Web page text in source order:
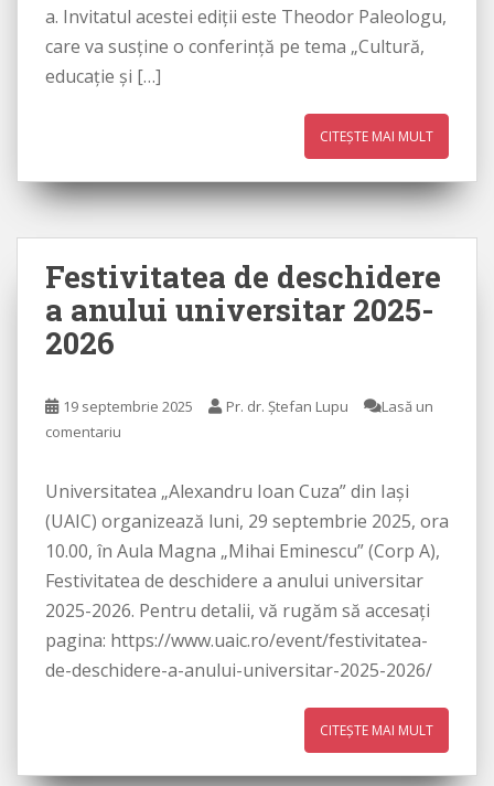
a. Invitatul acestei ediții este Theodor Paleologu,
care va susține o conferință pe tema „Cultură,
educație și […]
CITEȘTE MAI MULT
Festivitatea de deschidere
a anului universitar 2025-
2026
19 septembrie 2025 Pr. dr. Ștefan Lupu
Lasă un
comentariu
Universitatea „Alexandru Ioan Cuza” din Iași
(UAIC) organizează luni, 29 septembrie 2025, ora
10.00, în Aula Magna „Mihai Eminescu” (Corp A),
Festivitatea de deschidere a anului universitar
2025-2026. Pentru detalii, vă rugăm să accesați
pagina: https://www.uaic.ro/event/festivitatea-
de-deschidere-a-anului-universitar-2025-2026/
CITEȘTE MAI MULT